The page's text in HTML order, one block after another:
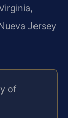
Jersey
of